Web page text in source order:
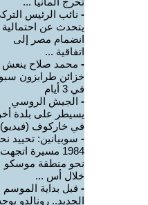
- نائب الرئيس
يتحدث عن احتمالية
انضمام مصر إلى
اتفاقية ...
- محمد صلاح ينعش
خزائن طرابزون
في 3 أيام
- الجيش الروسي
يسيطر على بلدة
في خاركوف (فيديو)
- سوبيانين: تحييد
1984 مسيرة اتجهت
نحو منطقة موسكو
خلال أس ...
- قبل بداية الموسم
الجديد.. رونالدو